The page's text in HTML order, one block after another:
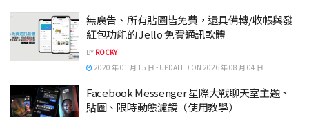
無廣告、所有貼圖皆免費，還具備轉/收帳與發
紅包功能的 Jello 免費通訊軟體
BY ROCKY
2020 年 01 月 15 日 - UPDATED ON 2026 年 08 月 04 日
Facebook Messenger 星際大戰聊天室主題、
貼圖、限時動態濾鏡（使用教學）